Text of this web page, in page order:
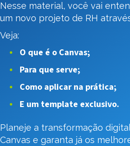
Nesse material, você vai
um novo projeto de RH
Veja:
O que é o Canvas;
Para que serve;
Como aplicar na prática;
E um template exclusivo.
Planeje a transformação
Canvas e garanta já os